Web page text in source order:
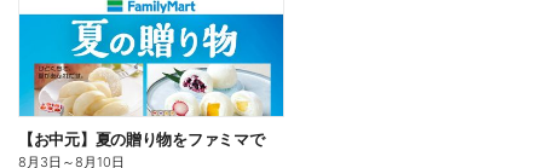
【お中元】夏の贈り物をファミマで
8月3日 ～8月10日